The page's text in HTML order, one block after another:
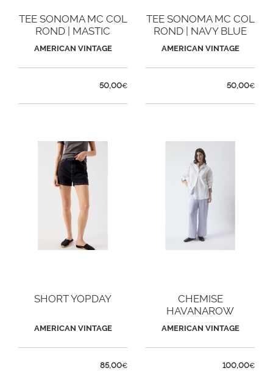
TEE SONOMA MC COL
ROND | MASTIC
VINTAGE
AMERICAN VINTAGE
50,00€
TEE SONOMA MC COL
ROND | NAVY BLUE
VINTAGE
AMERICAN VINTAGE
50,00€
SHORT YOPDAY
AMERICAN VINTAGE
85,00€
CHEMISE
HAVANAROW
AMERICAN VINTAGE
100,00€